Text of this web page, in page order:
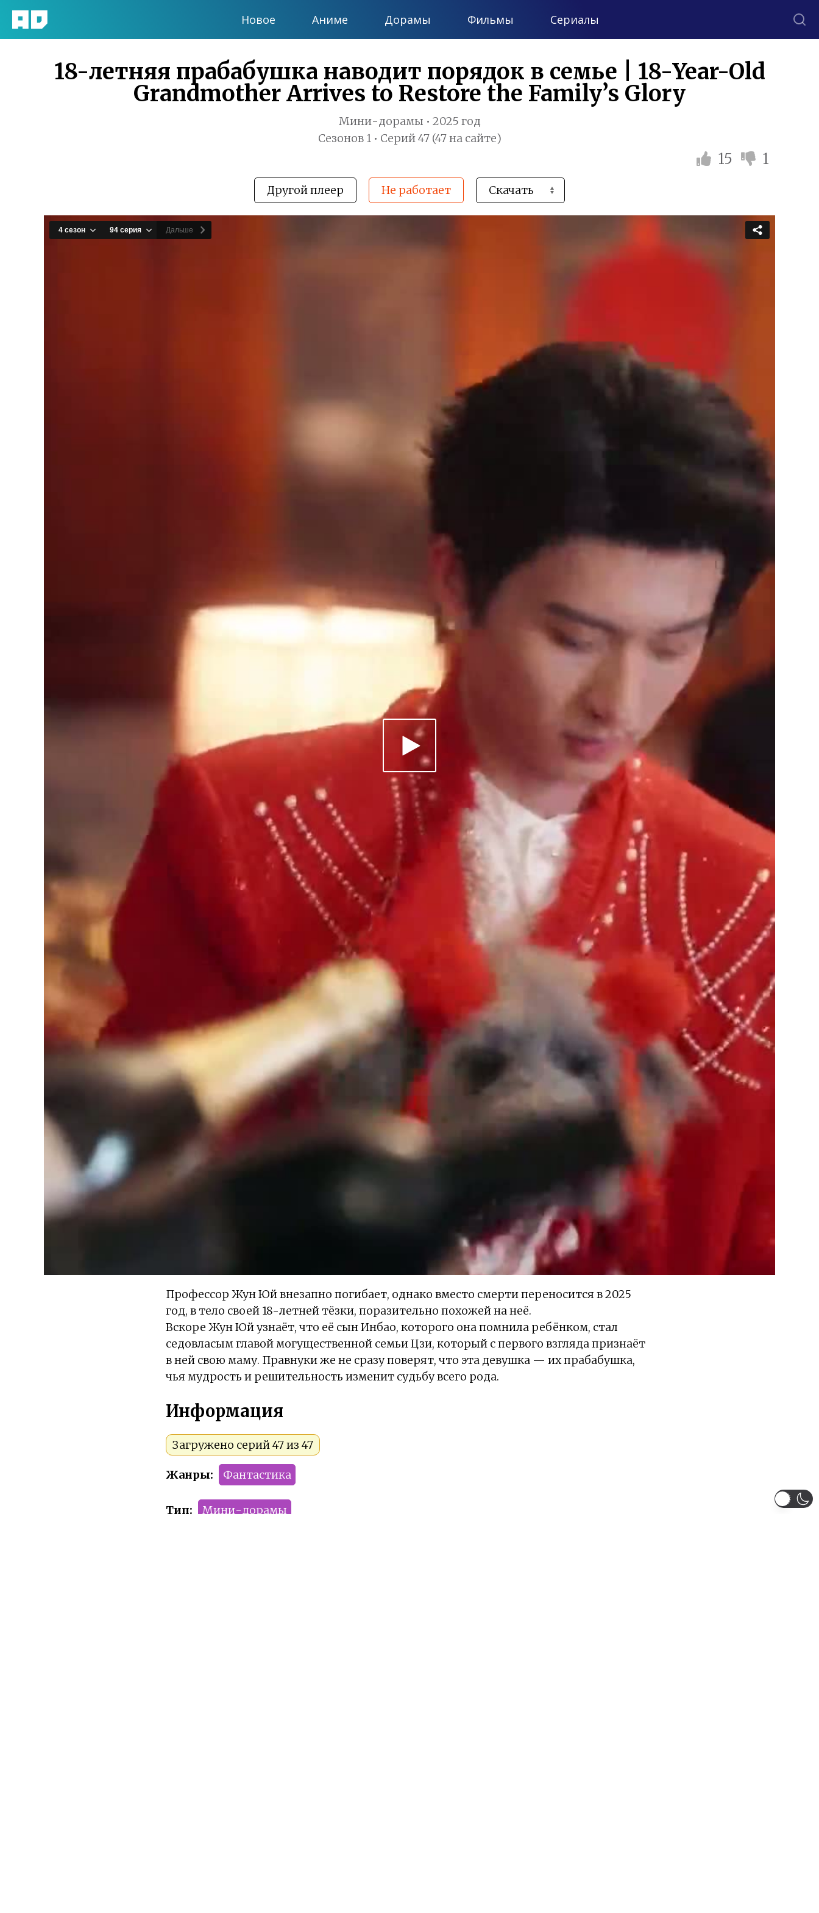
Новое Аниме Дорамы Фильмы Сериалы
18-летняя прабабушка наводит порядок в семье | 18-Year-Old
Grandmother Arrives to Restore the Family’s Glory
Мини-дорамы • 2025 год
Сезонов 1 • Серий 47 (47 на сайте)
15 1
Другой плеер Не работает
Профессор Жун Юй внезапно погибает, однако вместо смерти переносится в 2025
год, в тело своей 18-летней тёзки, поразительно похожей на неё.
Вскоре Жун Юй узнаёт, что её сын Инбао, которого она помнила ребёнком, стал
седовласым главой могущественной семьи Цзи, который с первого взгляда признаёт
в ней свою маму. Правнуки же не сразу поверят, что эта девушка — их прабабушка,
чья мудрость и решительность изменит судьбу всего рода.
Информация
Загружено серий 47 из 47
Жанры: Фантастика
Тип: Мини-дорамы